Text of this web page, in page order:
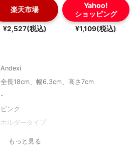
楽天市場
¥2,527(税込)
Yahoo!
ショッピング
¥1,109(税込)
Andexi
全長18cm、幅6.3cm、高さ7cm
-
ピンク
ホルダータイプ
本体:ポリプロピレン、蓋:ポリエチレン、吸
盤:塩化ビニル樹脂、補助パーツ:ポリプロピ
もっと見る